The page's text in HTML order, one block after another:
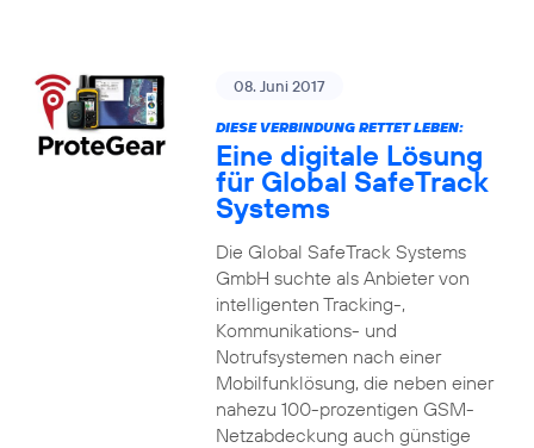
08. Juni 2017
DIESE VERBINDUNG RETTET LEBEN:
Eine digitale Lösung
für Global SafeTrack
Systems
Die Global SafeTrack Systems
GmbH suchte als Anbieter von
intelligenten Tracking-,
Kommunikations- und
Notrufsystemen nach einer
Mobilfunklösung, die neben einer
nahezu 100-prozentigen GSM-
Netzabdeckung auch günstige